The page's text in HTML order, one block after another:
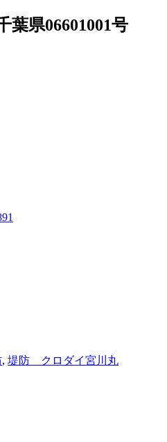
県06601001号
, 堤防 クロダイ宮川丸